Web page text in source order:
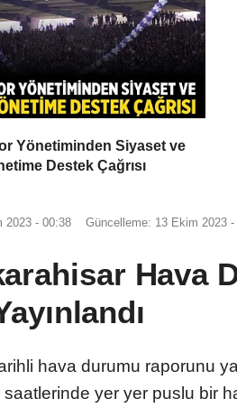
Yönetiminden Siyaset ve
Destek Çağrısı
2023 - 00:38 Güncelleme: 13 Ekim 2023 -
Hava
hava durumu raporunu
yer yer puslu bir